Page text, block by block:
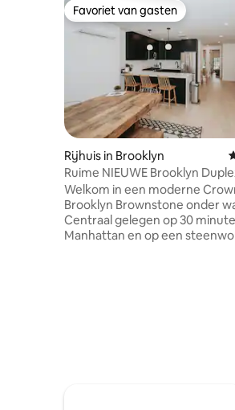
Favoriet van gasten
Favoriet van gasten
Rijhuis in Brooklyn
Ruime NIEUWE Brooklyn
minuten naar Manhattan!
Welkom in een moderne
Brooklyn Brownstone onder
Centraal gelegen op 30
Manhattan en op een